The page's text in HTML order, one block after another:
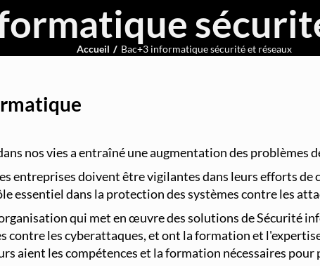
Accueil Bac+3 informatique sécurité et réseaux
nos vies a entraîné une augmentation des problèmes
entreprises doivent être vigilantes dans leurs efforts
essentiel dans la protection des systèmes contre les
qui met en œuvre des solutions de Sécurité
les cyberattaques, et ont la formation et
aient les compétences et la formation nécessaires pour